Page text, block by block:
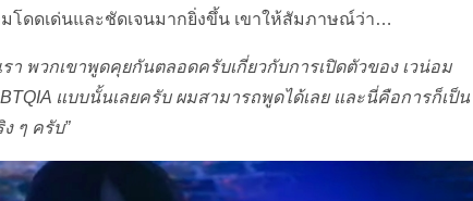
โดดเด่นและชัดเจนมากยิ่งขึ้น เขาให้สัมภาษณ์ว่า…
า พวกเขาพูดคุยกันตลอดครับเกี่ยวกับการเปิดตัวของ เวน่อม
แบบนั้นเลยครับ ผมสามารถพูดได้เลย และนี่คือการก็เป็น
ๆ ครับ”